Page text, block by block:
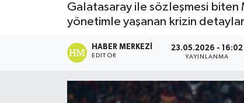
Galatasaray ile sözleşmesi biten
yönetimle yaşanan krizin
HABER MERKEZI
EDITÖR
23.05.2026 - 16:02
YAYINLANMA
Son Dakika Haberleri
Haber Arşivi